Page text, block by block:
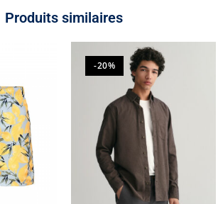
Produits similaires
-20%